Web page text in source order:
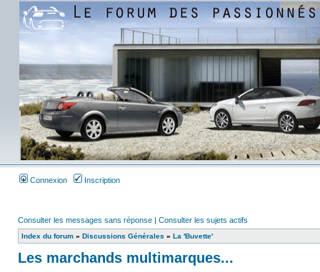
Connexion Inscription
Consulter les messages sans réponse | Consulter les sujets actifs
Index du forum » Discussions Générales » La 'Buvette'
Les marchands multimarques...